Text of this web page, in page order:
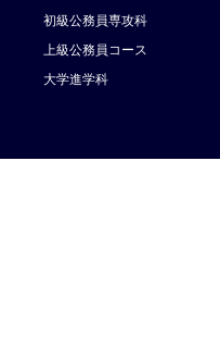
初級公務員専攻科
上級公務員コース
大学進学科